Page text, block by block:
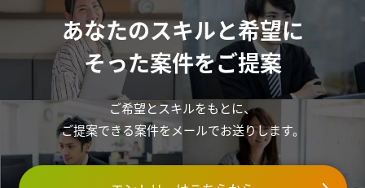
あなたのスキルと希望に
そった案件をご提案
ご希望とスキルをもとに、
ご提案できる案件をメールでお送りします。